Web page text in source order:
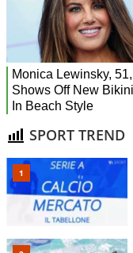
SPORT TREND